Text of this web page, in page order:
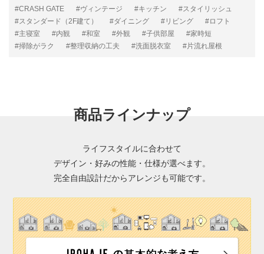
#CRASH GATE #ヴィンテージ #キッチン
#スタイリッシュ
#スタンダード（2F建て）
#ダイニング #リビング
#ロフト
#主寝室
#内観 #和室 #外観 #子供部屋
#家時短
#掃除がラク
#整理収納の工夫 #洗面脱衣室 #片流れ屋根
商品ラインナップ
ライフスタイルに合わせて
デザイン・好みの性能・仕様が選べます。
完全自由設計だからアレンジも可能です。